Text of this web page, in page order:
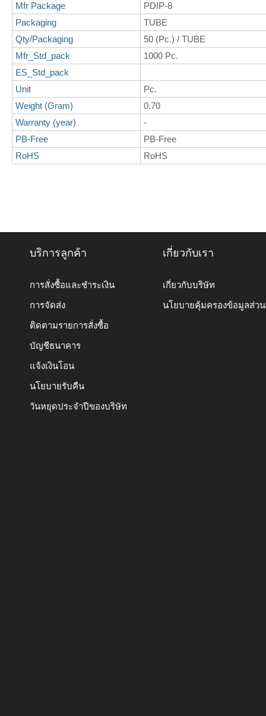
Mfr Package
PDIP-8
Packaging
TUBE
Qty/Packaging
50 (Pc.) / TUBE
Mfr_Std_pack
1000 Pc.
ES_Std_pack
Unit
Pc.
Weight (Gram)
0.70
Warranty (year)
-
PB-Free
PB-Free
RoHS
RoHS
บริการลูกค้า
การสั่งซื้อและชำระเงิน
การจัดส่ง
ติดตามรายการสั่งซื้อ
บัญชีธนาคาร
แจ้งเงินโอน
นโยบายรับคืน
วันหยุดประจำปีของบริษัท
เกี่ยวกับเรา
เกี่ยวกับบริษัท
นโยบายคุ้มครองข้อมูลส่ว